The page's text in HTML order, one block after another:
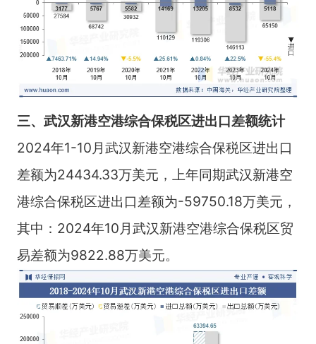
三、武汉新港空港综合保税区进出口差额统计
2024年1-10月武汉新港空港综合保税区进出口
差额为24434.33万美元，上年同期武汉新港空
港综合保税区进出口差额为-59750.18万美元，
其中：2024年10月武汉新港空港综合保税区贸
易差额为9822.88万美元。